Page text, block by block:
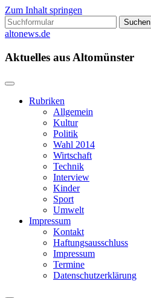
Zum Inhalt springen
Suchen
nach:
altonews.de
Aktuelles aus Altomünster
Rubriken
Allgemein
Kultur
Politik
Wahl 2014
Wirtschaft
Technik
Interview
Kinder
Sport
Umwelt
Impressum
Kontakt
Haftungsausschluss
Impressum
Termine
Datenschutzerklärung